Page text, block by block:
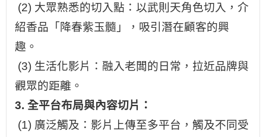
(2) 大眾熟悉的切入點：以武則天角色切入，介
紹香品「降春紫玉髓」，吸引潛在顧客的興
趣。
(3) 生活化影片：融入老闆的日常，拉近品牌與
觀眾的距離。
3. 全平台布局與內容切片：
(1) 廣泛觸及：影片上傳至多平台，觸及不同受